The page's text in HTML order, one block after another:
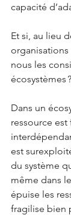
capacité
Et si, au lieu
nous les
écosystèmes ?
Dans un
ressource
est
du système
même dans
épuise les
fragilise bien